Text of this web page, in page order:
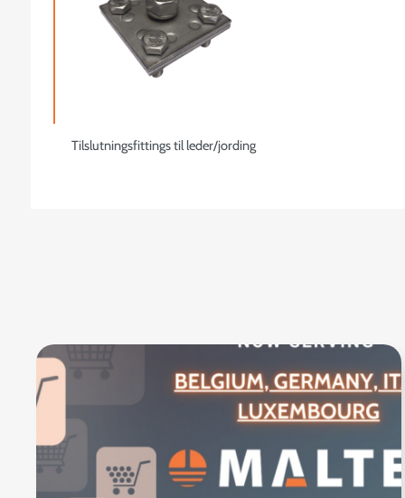
Tilslutningsfittings til leder/jording